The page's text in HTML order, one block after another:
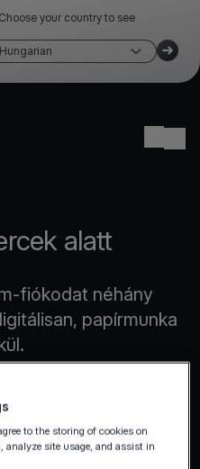
your country to see
Hungarian
alatt
fiókodat néhány
papírmunka
to the storing of cookies on
analyze site usage, and assist in